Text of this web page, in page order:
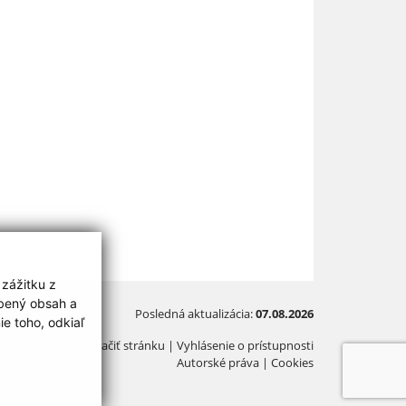
z
obsah a
toho, odkiaľ
Posledná aktualizácia:07.08.2026
Vytlačiť stránku | Vyhlásenie o prístupnosti
Autorské práva | Cookies